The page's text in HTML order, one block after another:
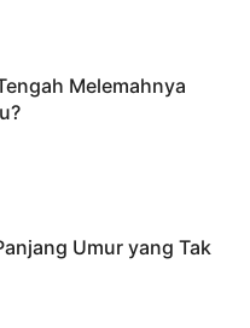
Melemahnya
Umur yang Tak